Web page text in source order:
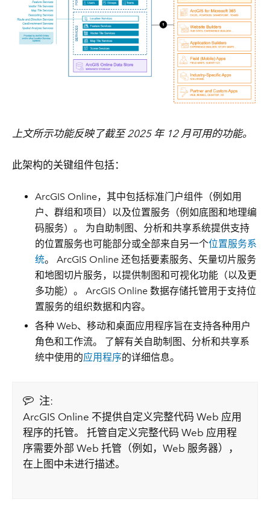
上文所示功能反映了截至 2025 年 12 月可用的功能。
此架构的关键组件包括：
ArcGIS Online，其中包括标准门户组件（例如用
户、群组和项目）以及位置服务（例如底图和地理编
码服务）。 为自助制图、分析和共享系统提供支持
的位置服务也可能部分或全部来自另一个位置服务系
统。 ArcGIS Online 还包括要素服务、矢量切片服务
和地图切片服务，以提供制图和可视化功能（以及更
多功能）。 ArcGIS Online 数据存储托管用于支持位
置服务的组织数据和内容。
各种 Web、移动和桌面应用程序旨在支持各种用户
角色和工作流。 了解有关自助制图、分析和共享系
统中使用的应用程序的详细信息。
注:
ArcGIS Online 不提供自定义完整代码 Web 应用
程序的托管。 托管自定义完整代码 Web 应用程
序需要外部 Web 托管（例如，Web 服务器），
在上图中未进行描述。